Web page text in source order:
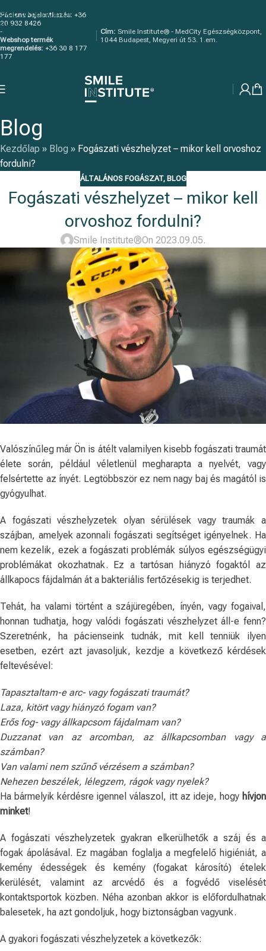
Skip to navigation
Skip to main content
Páciens bejelentkezés: +36
20 932 8426
-
Webshop termék
megrendelés: +36 30 8 177
177
Cím: Smile Institute® - MedCity Egészségközpont,
1044 Budapest, Megyeri út 53. 1.em.
Blog
Kezdőlap » Blog » Fogászati vészhelyzet – mikor kell orvoshoz
fordulni?
ÁLTALÁNOS FOGÁSZAT, BLOG
Fogászati vészhelyzet – mikor kell
orvoshoz fordulni?
Smile Institute®On 2023.09.05.
Valószínűleg már Ön is átélt valamilyen kisebb fogászati ​​traumát
élete során, például véletlenül megharapta a nyelvét, vagy
felsértette az ínyét. Legtöbbször ez nem nagy baj és magától is
gyógyulhat.
A fogászati ​​vészhelyzetek olyan sérülések vagy traumák a
szájban, amelyek azonnali fogászati ​​segítséget igényelnek. Ha
nem kezelik, ezek a fogászati ​​problémák súlyos egészségügyi
problémákat okozhatnak. Ez a tartósan hiányzó fogaktól az
állkapocs fájdalmán át a bakteriális fertőzésekig is terjedhet.
Tehát, ha valami történt a szájüregében, ínyén, vagy fogaival,
honnan tudhatja, hogy valódi fogászati ​​vészhelyzet áll-e fenn?
Szeretnénk, ha pácienseink tudnák, mit kell tenniük ilyen
esetben, ezért azt javasoljuk, kezdje a következő kérdések
feltevésével:
Tapasztaltam-e arc- vagy fogászati ​​traumát?
Laza, kitört vagy hiányzó fogam van?
Erős fog- vagy állkapcsom fájdalmam van?
Duzzanat van az arcomban, az állkapcsomban vagy a
számban?
Van valami nem szűnő vérzésem a számban?
Nehezen beszélek, lélegzem, rágok vagy nyelek?
Ha bármelyik kérdésre igennel válaszol, itt az ideje, hogy hívjon
minket!
A fogászati ​​vészhelyzetek gyakran elkerülhetők a száj és a
fogak ápolásával. Ez magában foglalja a megfelelő higiéniát, a
kemény édességek és kemény (fogakat károsító) ételek
kerülését, valamint az arcvédő és a fogvédő viselését
kontaktsportok közben. Néha azonban akkor is előfordulhatnak
balesetek, ha azt gondoljuk, hogy biztonságban vagyunk.
A gyakori fogászati ​​vészhelyzetek a következők: